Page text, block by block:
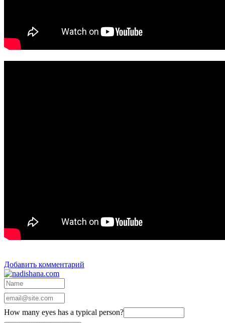
Добавить комментарий
How many eyes has a typical person?